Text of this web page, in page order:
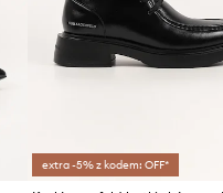
extra -5% z kodem: OFF*